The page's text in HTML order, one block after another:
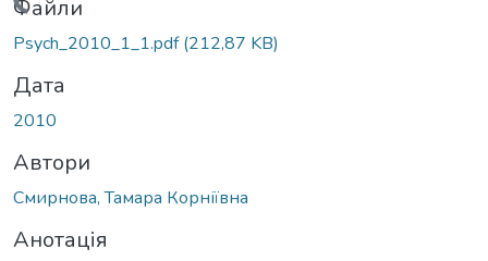
Вантажиться...
Файли
Psych_2010_1_1.pdf(212,87 KB)
Дата
2010
Автори
Смирнова, Тамара Корніївна
Анотація